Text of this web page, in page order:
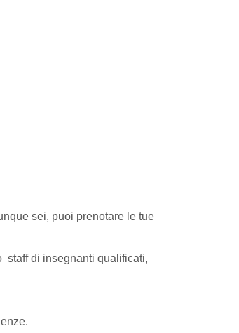
sei, puoi prenotare le tue
staff di insegnanti qualificati,